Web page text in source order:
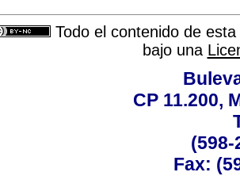
Todo el contenido de
bajo una
CP 11.200,
(598-
Fax: